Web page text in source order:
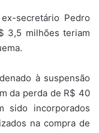
secretário Pedro
3,5 milhões teriam
à suspensão
da perda de R$ 40
sido incorporados
na compra de